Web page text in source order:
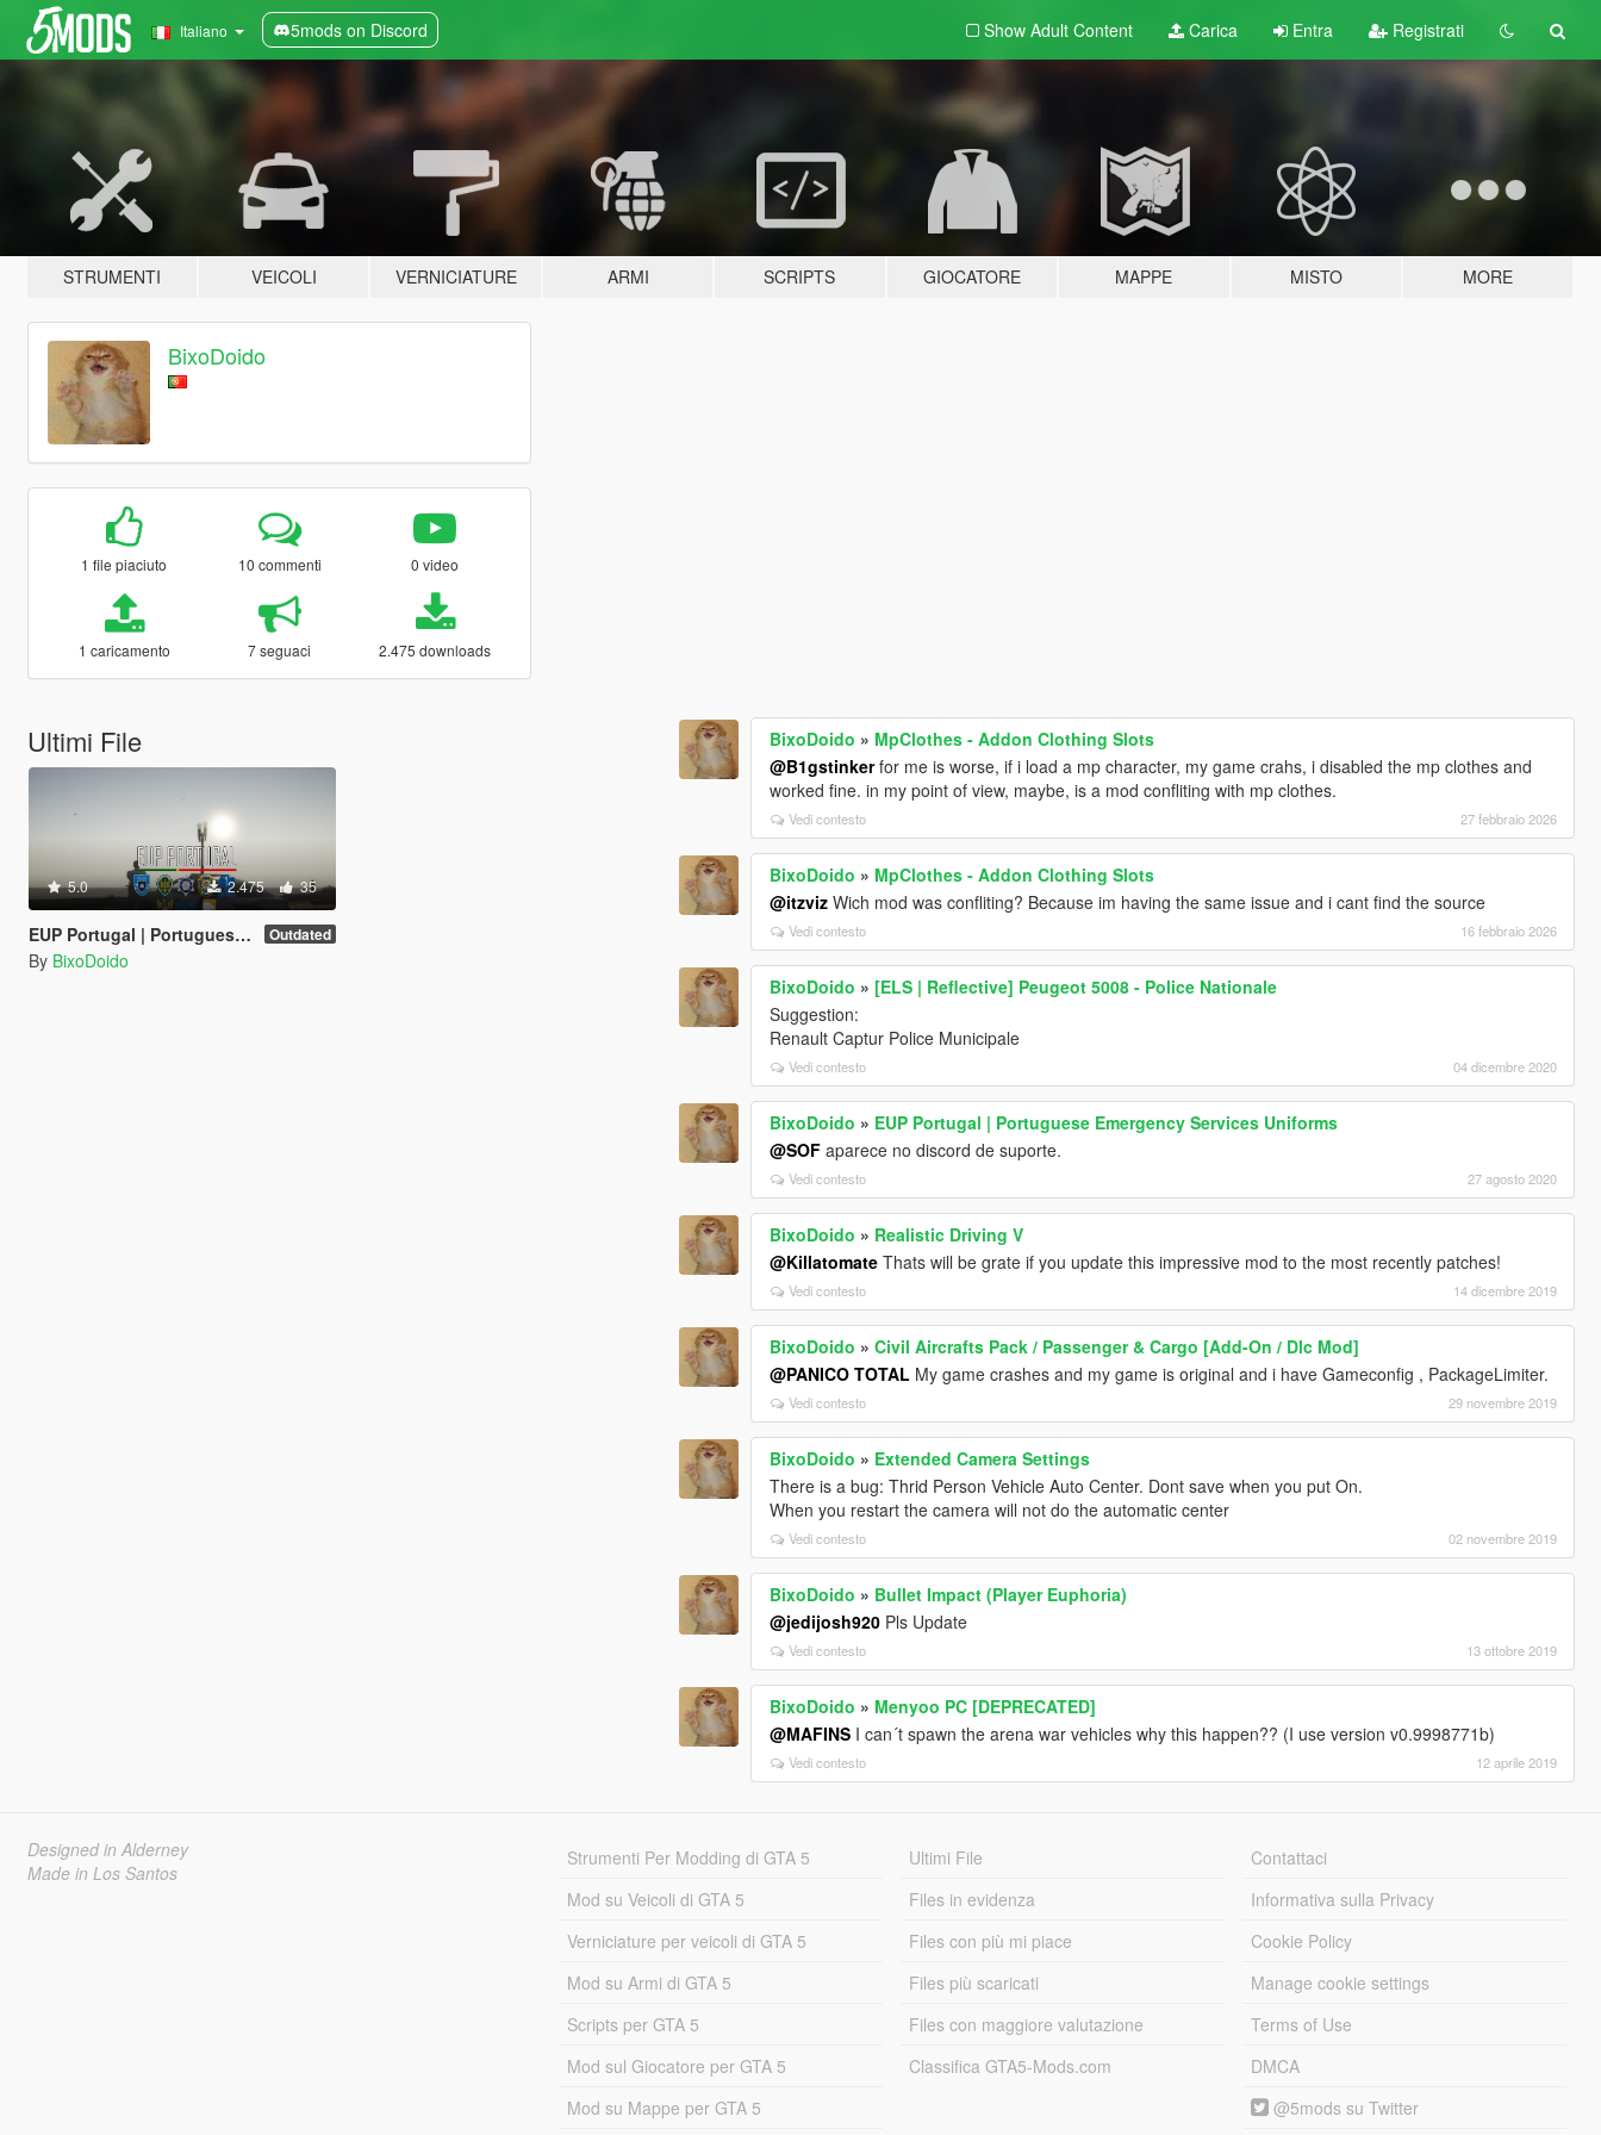
Italiano 5mods on Discord Show Adult Content Carica Entra Registrati
STRUMENTI VEICOLI VERNICIATURE ARMI SCRIPTS GIOCATORE MAPPE MISTO MORE
BixoDoido
1 file piaciuto 10 commenti 0 video
1 caricamento 7 seguaci 2.475 downloads
Ultimi File
5.0 2.475 35
EUP Portugal | Portuguese Emergency Services Uniforms Outdated
By BixoDoido
BixoDoido » MpClothes - Addon Clothing Slots
@B1gstinkerfor me is worse, if i load a mp character, my game crahs, i disabled the mp clothes and
worked fine. in my point of view, maybe, is a mod confliting with mp clothes.
Vedi contesto 27 febbraio 2026
BixoDoido » MpClothes - Addon Clothing Slots
@itzviz Wich mod was confliting? Because im having the same issue and i cant find the source
Vedi contesto 16 febbraio 2026
BixoDoido » [ELS | Reflective] Peugeot 5008 - Police Nationale
Suggestion:
Renault Captur Police Municipale
Vedi contesto 04 dicembre 2020
BixoDoido » EUP Portugal | Portuguese Emergency Services Uniforms
@SOF aparece no discord de suporte.
Vedi contesto 27 agosto 2020
BixoDoido » Realistic Driving V
@Killatomate Thats will be grate if you update this impressive mod to the most recently patches!
Vedi contesto 14 dicembre 2019
BixoDoido »Civil Aircrafts Pack / Passenger & Cargo [Add-On / Dlc Mod]
@PANICO TOTAL My game crashes and my game is original and i have Gameconfig , PackageLimiter.
Vedi contesto 29 novembre 2019
BixoDoido » Extended Camera Settings
There is a bug: Thrid Person Vehicle Auto Center. Dont save when you put On.
When you restart the camera will not do the automatic center
Vedi contesto 02 novembre 2019
BixoDoido » Bullet Impact (Player Euphoria)
@jedijosh920 Pls Update
Vedi contesto 13 ottobre 2019
BixoDoido » Menyoo PC [DEPRECATED]
@MAFINS I can´t spawn the arena war vehicles why this happen?? (I use version v0.9998771b)
Vedi contesto 12 aprile 2019
Designed in Alderney
Made in Los Santos
Strumenti Per Modding di GTA 5
Mod su Veicoli di GTA 5
Verniciature per veicoli di GTA 5
Mod su Armi di GTA 5
Scripts per GTA 5
Mod sul Giocatore per GTA 5
Mod su Mappe per GTA 5
Ultimi File
Files in evidenza
Files con più mi piace
Files più scaricati
Files con maggiore valutazione
Classifica GTA5-Mods.com
Contattaci
Informativa sulla Privacy
Cookie Policy
Manage cookie settings
Terms of Use
DMCA
@5mods su Twitter